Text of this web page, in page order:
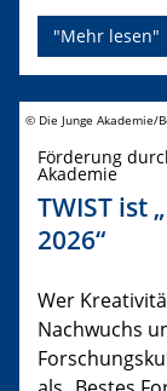
"Mehr lesen"
© Die Junge Akademie/
Förderung
Akademie
TWIST ist
2026“
Wer
Nachwuchs